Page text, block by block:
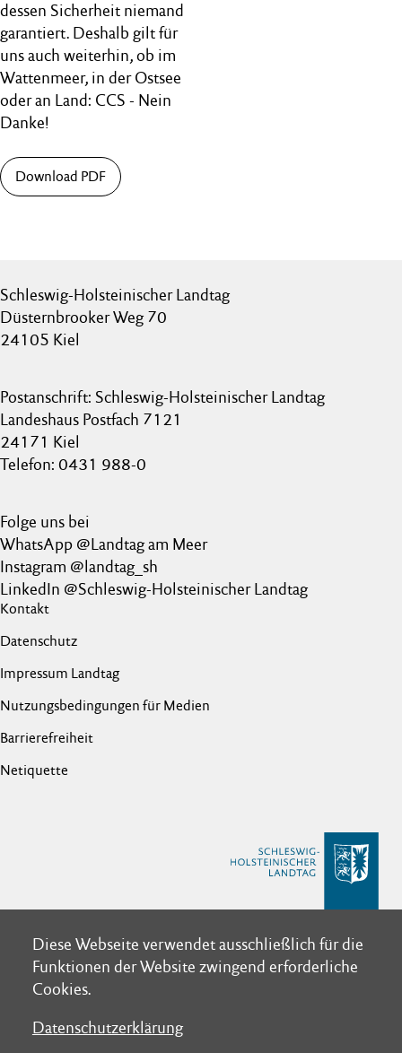
Diese Webseite verwendet ausschließlich für die
Funktionen der Website zwingend erforderliche
Cookies.
Datenschutzerklärung
Diese Webseite verwendet ausschließlich für die
Funktionen der Website zwingend erforderliche
Cookies.
Datenschutzerklärung
dessen Sicherheit niemand
garantiert. Deshalb gilt für
uns auch weiterhin, ob im
Wattenmeer, in der Ostsee
oder an Land: CCS - Nein
Danke!
Download PDF
Schleswig-Holsteinischer Landtag
Düsternbrooker Weg 70
24105 Kiel
Postanschrift: Schleswig-Holsteinischer Landtag
Landeshaus Postfach 7121
24171 Kiel
Telefon: 0431 988-0
Folge uns bei
WhatsApp @Landtag am Meer
Instagram @landtag_sh
LinkedIn @Schleswig-Holsteinischer Landtag
Kontakt
Datenschutz
Impressum Landtag
Nutzungsbedingungen für Medien
Barrierefreiheit
Netiquette